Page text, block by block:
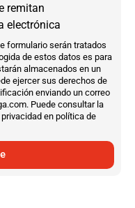
remitan
electrónica
formulario serán tratados
de estos datos es para
almacenados en un
ejercer sus derechos de
enviando un correo
Puede consultar la
en política de